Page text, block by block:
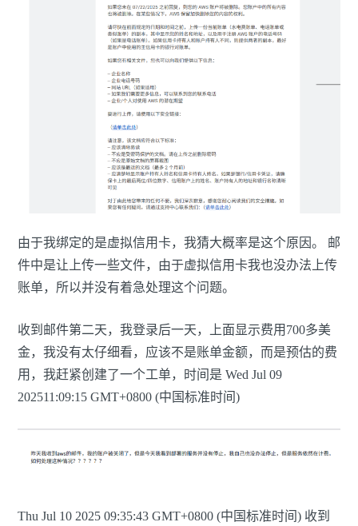
由于我绑定的是虚拟信用卡，我猜大概率是这个原因。 邮
件中是让上传一些文件，由于虚拟信用卡我也没办法上传
账单，所以并没有着急处理这个问题。
收到邮件第二天，我登录后一天，上面显示费用700多美
金，我没有太仔细看，应该不是账单金额，而是预估的费
用，我赶紧创建了一个工单，时间是 Wed Jul 09
202511:09:15 GMT+0800 (中国标准时间)
Thu Jul 10 2025 09:35:43 GMT+0800 (中国标准时间) 收到